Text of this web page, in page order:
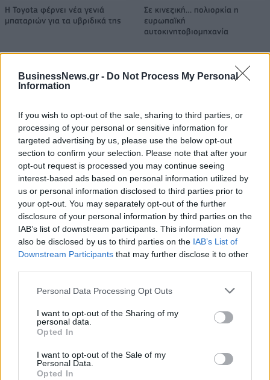
BusinessNews.gr - Do Not Process My Personal
Information
If you wish to opt-out of the sale, sharing to third parties, or
processing of your personal or sensitive information for
targeted advertising by us, please use the below opt-out
section to confirm your selection. Please note that after your
opt-out request is processed you may continue seeing
interest-based ads based on personal information utilized by
us or personal information disclosed to third parties prior to
your opt-out. You may separately opt-out of the further
disclosure of your personal information by third parties on the
IAB’s list of downstream participants. This information may
also be disclosed by us to third parties on the IAB’s List of
Downstream Participants that may further disclose it to other
Personal Data Processing Opt Outs
I want to opt-out of the Sharing of my
personal data.
Opted In
I want to opt-out of the Sale of my
Personal Data.
Opted In
Η Toyota φέρνει νέα γενιά
μπαταριών για τα υβριδικά της
Σε κινεζική… πολιορκία η
ευρωπαϊκή
αυτοκινητοβιομηχανία
Νέο Audi A2 e-tron με στόχο την κορυφή της αποδοτικότητας
Ευρωπαϊκό Κορασίδων: Άνετη
νίκη της Ελλάδας στην
πρεμιέρα, 78-36 την Ιρλανδία
Γιαννακόπουλος: «Όταν σου
καταστρέφεις» (vid)
Η Chery επενδύει 75 εκατ. δολάρια στην KG Mobility
Το FIAT 500 Hybrid τώρα από
18.990 ευρώ
Ατρόμητος και Novibet
συνεχίζουν μαζί: Ανανέωση της
συνεργασίας τους μέχρι το
2028
18η συνεχόμενη χρονιά για τον ΟΤΕ στη διεθνή σειρά δεικτών
FTSE4Good
Alpha Bank: Για πρώτη φορά το